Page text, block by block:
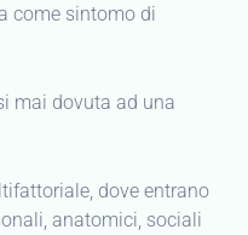
come sintomo di
mai dovuta ad una
dove entrano
anatomici, sociali